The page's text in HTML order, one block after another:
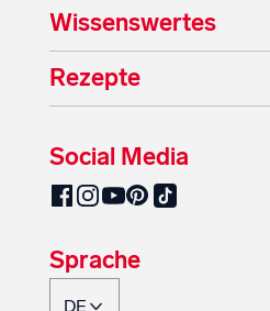
Wissenswertes
Rezepte
Social Media
SalzburgMilch auf
SalzburgMilch auf
SalzburgMilch auf
SalzburgMilch
Sprache